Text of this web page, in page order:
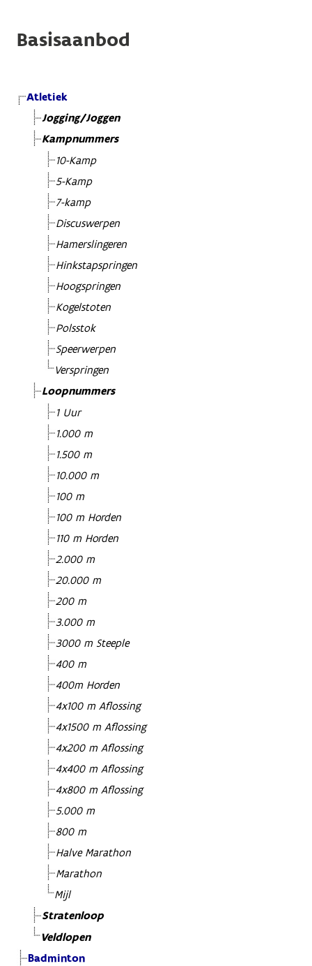
Basisaanbod
Atletiek
Jogging/Joggen
Kampnummers
10-Kamp
5-Kamp
7-kamp
Discuswerpen
Hamerslingeren
Hinkstapspringen
Hoogspringen
Kogelstoten
Polsstok
Speerwerpen
Verspringen
Loopnummers
1 Uur
1.000 m
1.500 m
10.000 m
100 m
100 m Horden
110 m Horden
2.000 m
20.000 m
200 m
3.000 m
3000 m Steeple
400 m
400m Horden
4x100 m Aflossing
4x1500 m Aflossing
4x200 m Aflossing
4x400 m Aflossing
4x800 m Aflossing
5.000 m
800 m
Halve Marathon
Marathon
Mijl
Stratenloop
Veldlopen
Badminton